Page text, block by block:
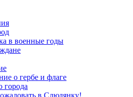
в военные годы
о гербе и флаге
города